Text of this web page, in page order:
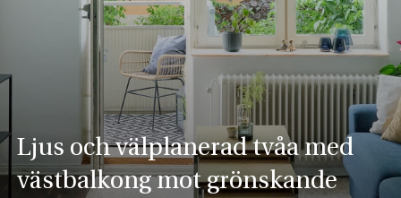
Ljus och välplanerad tvåa med
västbalkong mot grönskande